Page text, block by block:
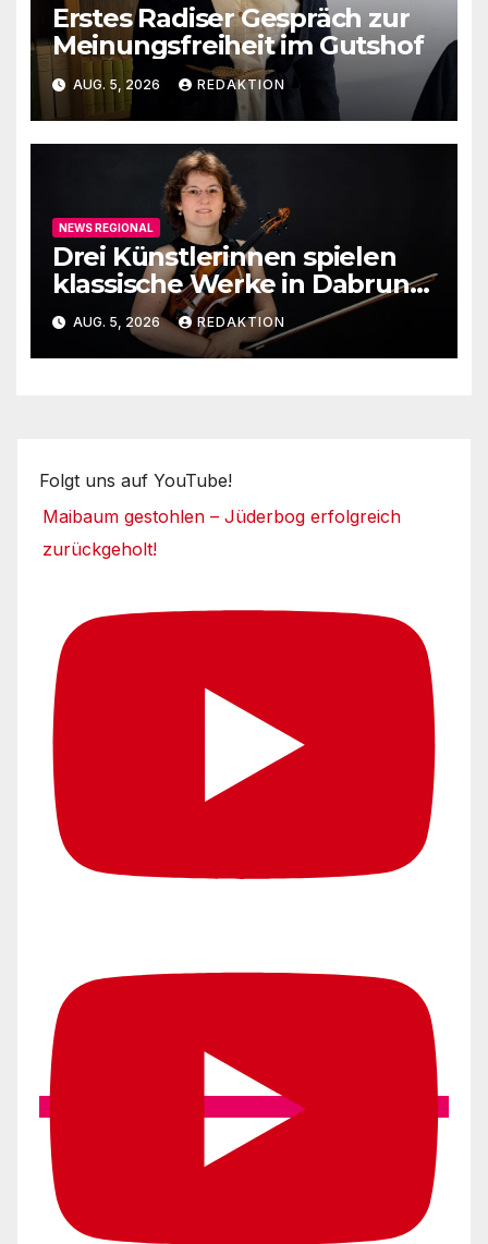
Erstes Radiser Gespräch zur
Meinungsfreiheit im Gutshof
AUG. 5, 2026 REDAKTION
NEWS REGIONAL
Drei Künstlerinnen spielen
klassische Werke in Dabruner
Kirche
AUG. 5, 2026 REDAKTION
Folgt uns auf YouTube!
Maibaum gestohlen – Jüderbog erfolgreich
zurückgeholt!